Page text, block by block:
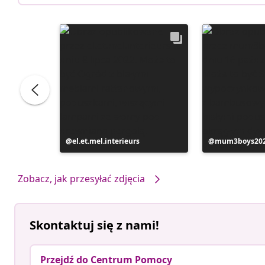
Post
opublikowany
el.et.mel.interieurs
Post
opublikowany
Zobacz, jak przesyłać zdjęcia
Skontaktuj się z nami!
Przejdź do Centrum Pomocy